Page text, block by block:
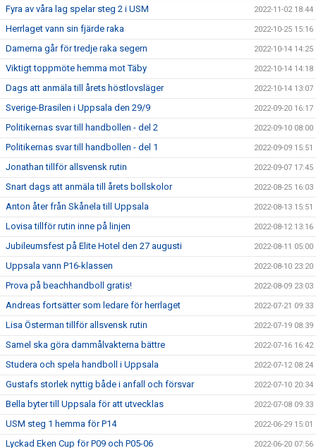
Fyra av våra lag spelar steg 2 i USM 2022-11-02 18:44
Herrlaget vann sin fjärde raka 2022-10-25 15:16
Damerna går för tredje raka segern 2022-10-14 14:25
Viktigt toppmöte hemma mot Täby 2022-10-14 14:18
Dags att anmäla till årets höstlovsläger 2022-10-14 13:07
Sverige-Brasilen i Uppsala den 29/9 2022-09-20 16:17
Politikernas svar till handbollen - del 2 2022-09-10 08:00
Politikernas svar till handbollen - del 1 2022-09-09 15:51
Jonathan tillför allsvensk rutin 2022-09-07 17:45
Snart dags att anmäla till årets bollskolor 2022-08-25 16:03
Anton åter från Skånela till Uppsala 2022-08-13 15:51
Lovisa tillför rutin inne på linjen 2022-08-12 13:16
Jubileumsfest på Elite Hotel den 27 augusti 2022-08-11 05:00
Uppsala vann P16-klassen 2022-08-10 23:20
Prova på beachhandboll gratis! 2022-08-09 23:03
Andreas fortsätter som ledare för herrlaget 2022-07-21 09:33
Lisa Österman tillför allsvensk rutin 2022-07-19 08:39
Samel ska göra dammålvakterna bättre 2022-07-16 16:42
Studera och spela handboll i Uppsala 2022-07-12 08:24
Gustafs storlek nyttig både i anfall och försvar 2022-07-10 20:34
Bella byter till Uppsala för att utvecklas 2022-07-08 09:33
USM steg 1 hemma för P14 2022-06-29 15:01
Lyckad Eken Cup för P09 och P05-06 2022-06-20 07:56